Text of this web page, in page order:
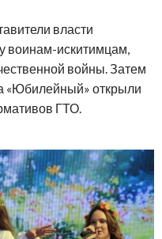
власти
воинам-искитимцам,
войны. Затем
«Юбилейный» открыли
ГТО.